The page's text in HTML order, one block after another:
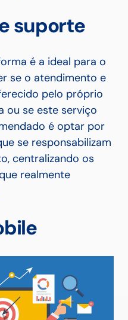
suporte
é a ideal para o
se o atendimento e
pelo próprio
ou se este serviço
é optar por
se responsabilizam
centralizando os
realmente